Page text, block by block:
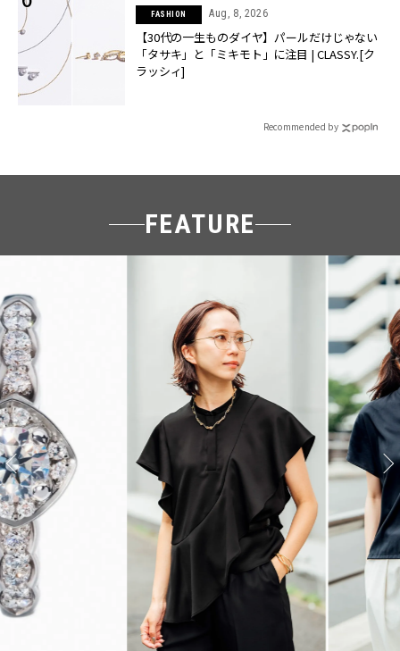
FASHION Aug, 8, 2026
【30代の一生ものダイヤ】パールだけじゃない
「タサキ」と「ミキモト」に注目 | CLASSY.[ク
ラッシィ]
Recommended by
FEATURE